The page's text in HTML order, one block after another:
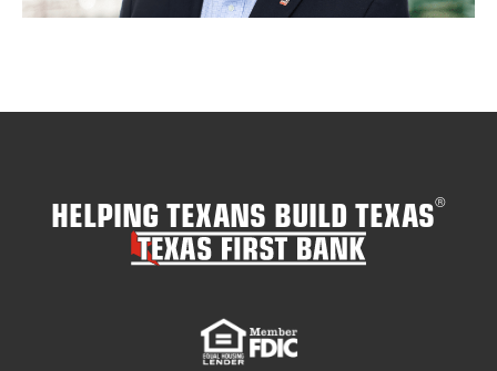
HELPING TEXANS BUILD TEXAS®